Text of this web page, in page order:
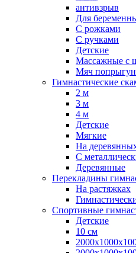
антивзрыв
Для
С рожками
С ручками
Детские
Массажные с
Мяч попрыгун
Гимнастические
2 м
3 м
4 м
Детские
Мягкие
На
С
Деревянные
Перекладины
На растяжках
Спортивные
Детские
10 см